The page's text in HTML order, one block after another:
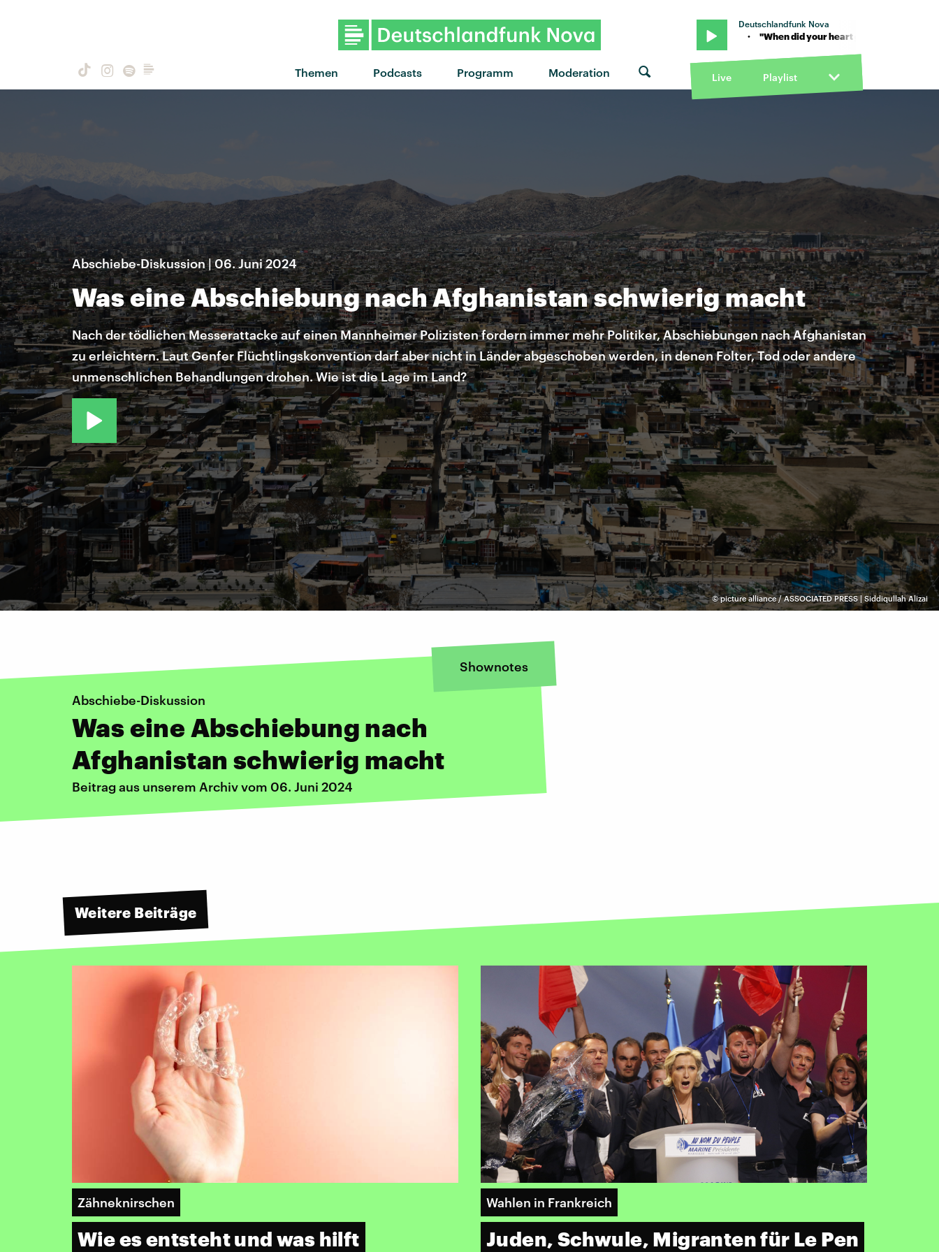
Themen Podcasts Programm Moderation
Deutschlandfunk Nova
"When did your heart go missing?" von Rooney · "When did your heart go missing?" von Rooney ·
Live Playlist
©picture alliance / ASSOCIATED PRESS | Siddiqullah Alizai
Abschiebe-Diskussion | 06. Juni 2024
Was eine Abschiebung nach Afghanistan schwierig macht
Nach der tödlichen Messerattacke auf einen Mannheimer Polizisten fordern immer mehr Politiker, Abschiebungen nach Afghanistan
zu erleichtern. Laut Genfer Flüchtlingskonvention darf aber nicht in Länder abgeschoben werden, in denen Folter, Tod oder andere
unmenschlichen Behandlungen drohen. Wie ist die Lage im Land?
Shownotes
Abschiebe-Diskussion
Was eine Abschiebung nach
Afghanistan schwierig macht
Beitrag aus unserem Archiv vom 06. Juni 2024
Weitere Beiträge
Zähneknirschen
Wie es entsteht und was hilft
Wahlen in Frankreich
Juden, Schwule, Migranten für Le Pen